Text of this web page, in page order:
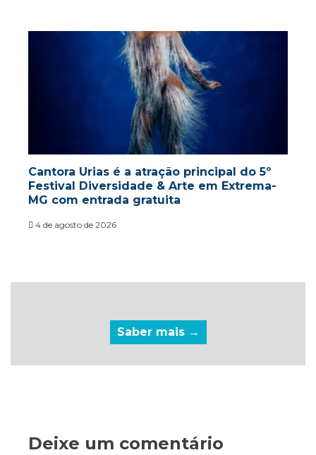
Cantora Urias é a atração principal do 5º
Festival Diversidade & Arte em Extrema-
MG com entrada gratuita
4 de agosto de 2026
Saber mais →
Deixe um comentário